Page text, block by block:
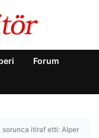
Forum
sorunca itiraf etti: Alper